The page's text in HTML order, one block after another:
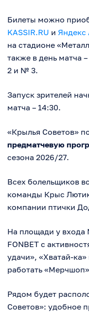
Билеты можно
KASSIR.RU и
на стадионе
также в день матча
2 и № 3.
Запуск зрителей
матча – 14:30.
«Крылья Советов»
предматчевую
сезона 2026/27.
Всех болельщиков
команды Крыс
компании птички
На площади у
FONBET с
удачи», «Хватай-
работать
Рядом будет
Советов»: удобное